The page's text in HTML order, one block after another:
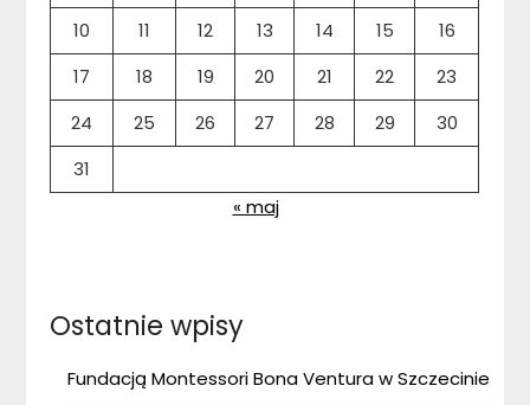
10
11 12 13 14 15
16
17
18 19 20 21 22
23
24
25 26 27 28 29
30
31
« maj
Ostatnie wpisy
Fundacją Montessori Bona Ventura w Szczecinie